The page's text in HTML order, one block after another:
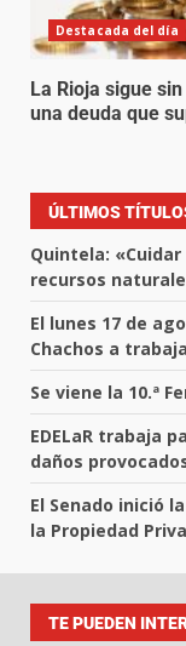
Destacada del día
La Rioja sigue
una deuda que
ÚLTIMOS
Quintela:
recursos
El lunes 17 de
Chachos a
Se viene la 10.ª
EDELaR trabaja
daños
El Senado inició
la Propiedad
TE PUEDEN